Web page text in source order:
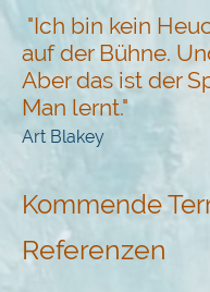
"Ich bin kein
auf der Bühne.
Aber das ist der
Man lernt."
Art Blakey
Kommende
Referenzen